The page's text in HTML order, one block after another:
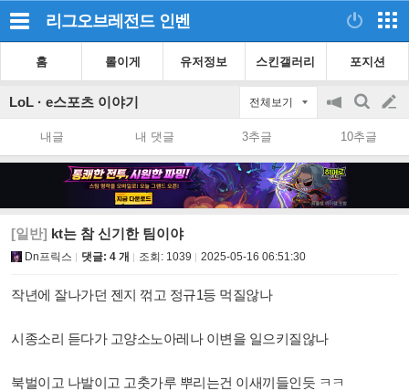
리그오브레전드 인벤
홈 롤이게 유저정보 스킨갤러리 포지션
LoL · e스포츠 이야기 전체보기
공
지
on/off
검
색
글
쓰
내글 내 댓글 3추글 10추글
[일반] kt는 참 신기한 팀이야
Dn프릭스 댓글: 4 개 조회: 1039 2025-05-16 06:51:30
작년에 잘나가던 젠지 꺾고 정규1등 먹질않나
시종소리 듣다가 고양소노아레나 이변을 일으키질않나
북벌이고 나발이고 고춧가루 뿌리는건 이새끼들인듯 ㅋㅋ